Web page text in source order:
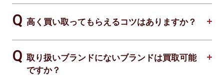
高く買い取ってもらえるコツはありますか？
取り扱いブランドにないブランドは買取可能
ですか？